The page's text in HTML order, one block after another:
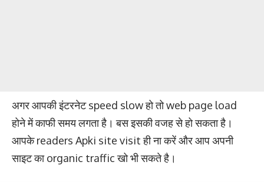
अगर आपकी इंटरनेट speed slow हो तो web page load
होने में काफी समय लगता है। बस इसकी वजह से हो सकता है।
आपके readers Apki site visit ही ना करें और आप अपनी
साइट का organic traffic खो भी सकते है।